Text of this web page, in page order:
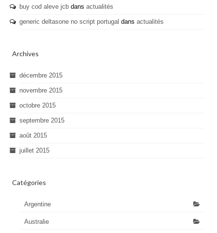
buy cod aleve jcb dans actualités
generic deltasone no script portugal dans actualités
Archives
décembre 2015
novembre 2015
octobre 2015
septembre 2015
août 2015
juillet 2015
Catégories
Argentine
Australie